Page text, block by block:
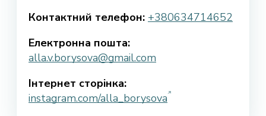
Контактний телефон: +380634714652
Електронна пошта:
alla.v.borysova@gmail.com
Інтернет сторінка:
instagram.com/alla_borysova